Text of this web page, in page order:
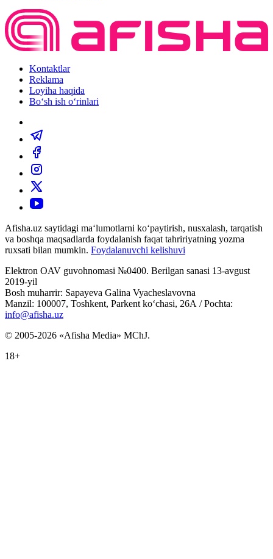
Kontaktlar
Reklama
Loyiha haqida
Bo‘sh ish o‘rinlari
Afisha.uz saytidagi ma‘lumotlarni ko‘paytirish, nusxalash, tarqatish
va boshqa maqsadlarda foydalanish faqat tahririyatning yozma
ruxsati bilan mumkin. Foydalanuvchi kelishuvi
Elektron OAV guvohnomasi №0400. Berilgan sanasi 13-avgust
2019-yil
Bosh muharrir: Sapayeva Galina Vyacheslavovna
Manzil: 100007, Toshkent, Parkent ko‘chasi, 26А / Pochta:
info@afisha.uz
© 2005-2026 «Afisha Media» MChJ.
18+